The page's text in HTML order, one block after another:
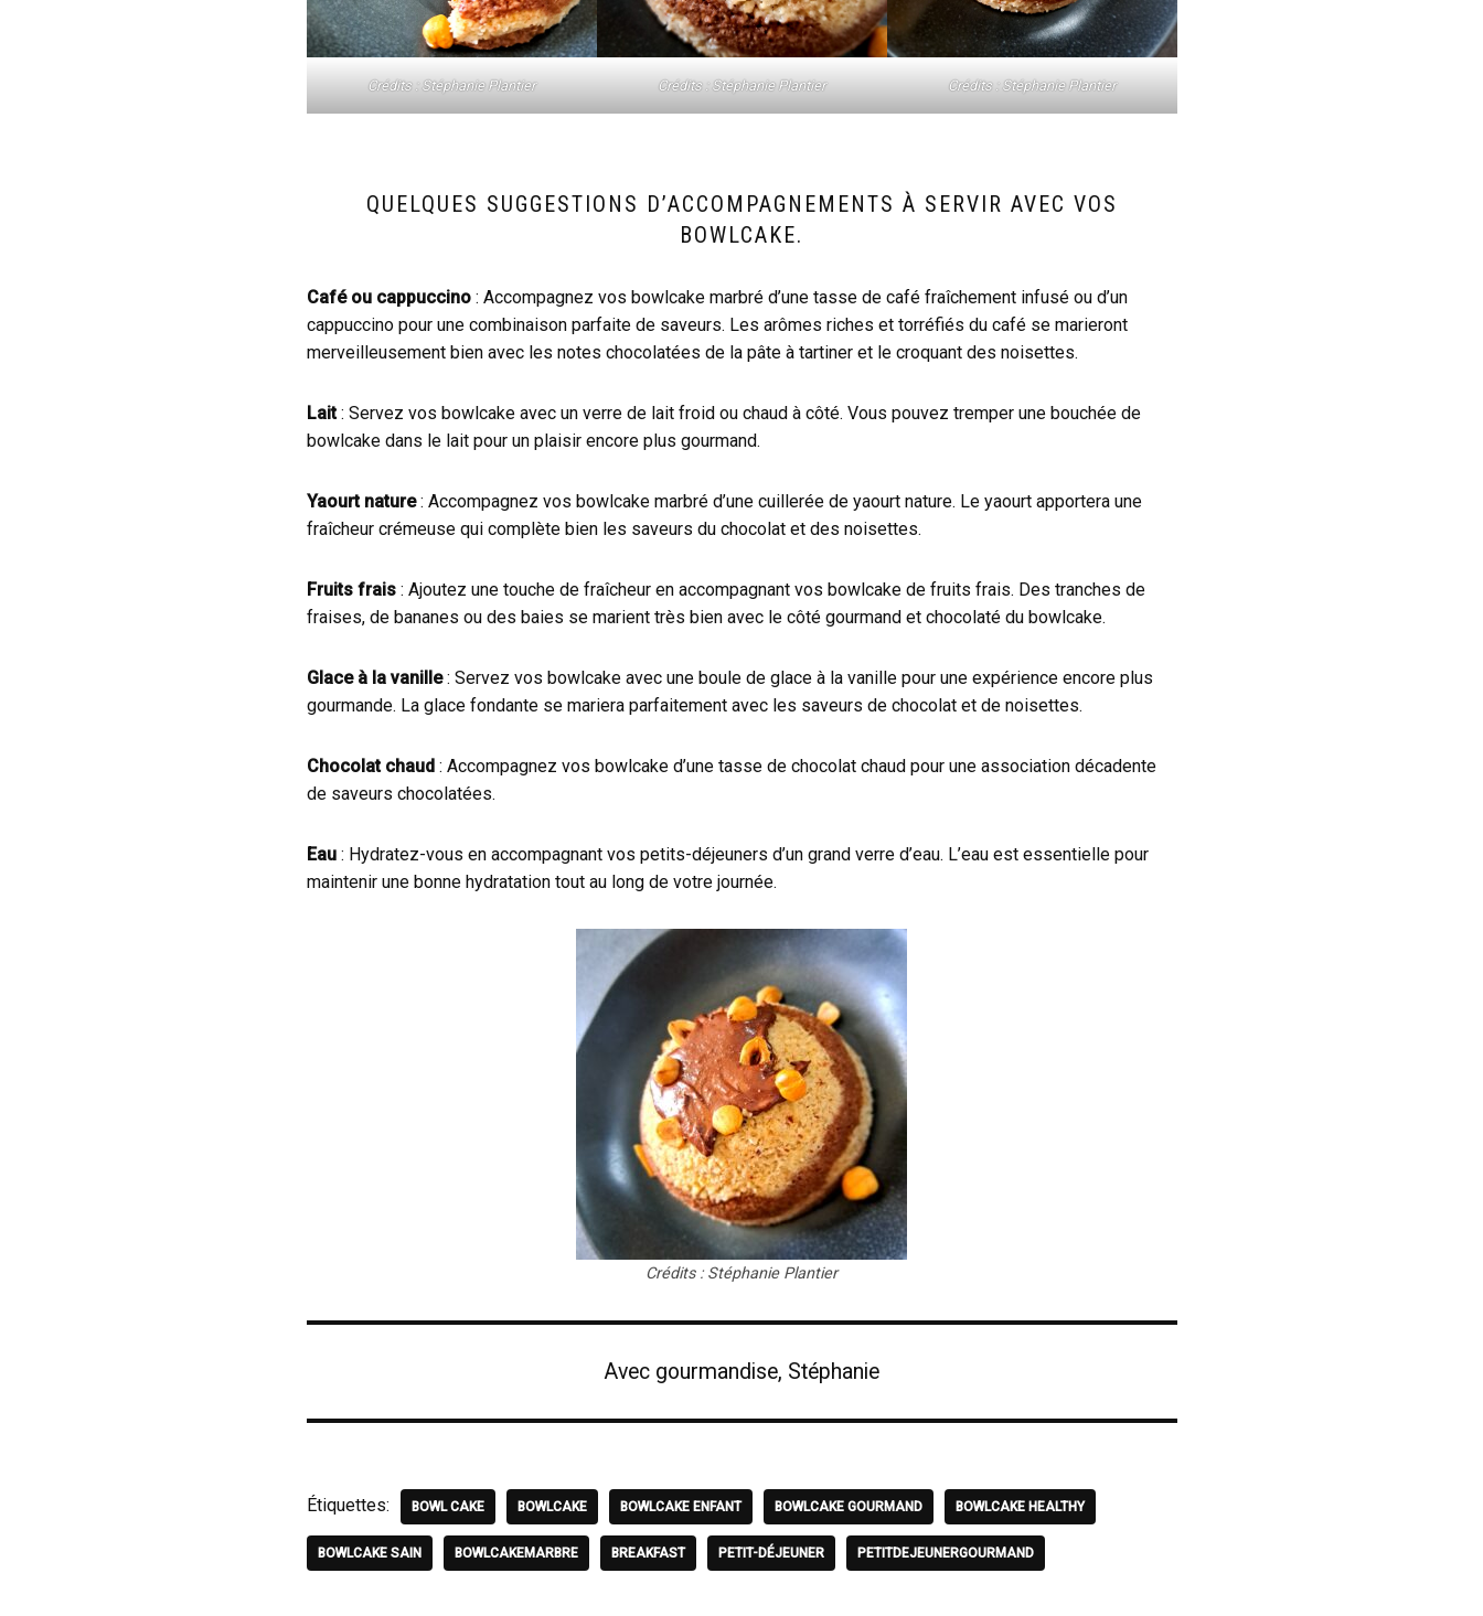
Crédits : Stéphanie Plantier Crédits : Stéphanie Plantier Crédits : Stéphanie Plantier
QUELQUES SUGGESTIONS D’ACCOMPAGNEMENTS À SERVIR AVEC VOS
BOWLCAKE.
Café ou cappuccino: Accompagnez vos bowlcake marbré d’une tasse de café fraîchement infusé ou d’un
cappuccino pour une combinaison parfaite de saveurs. Les arômes riches et torréfiés du café se marieront
merveilleusement bien avec les notes chocolatées de la pâte à tartiner et le croquant des noisettes.
Lait: Servez vos bowlcake avec un verre de lait froid ou chaud à côté. Vous pouvez tremper une bouchée de
bowlcake dans le lait pour un plaisir encore plus gourmand.
Yaourt nature: Accompagnez vos bowlcake marbré d’une cuillerée de yaourt nature. Le yaourt apportera une
fraîcheur crémeuse qui complète bien les saveurs du chocolat et des noisettes.
Fruits frais: Ajoutez une touche de fraîcheur en accompagnant vos bowlcake de fruits frais. Des tranches de
fraises, de bananes ou des baies se marient très bien avec le côté gourmand et chocolaté du bowlcake.
Glace à la vanille: Servez vos bowlcake avec une boule de glace à la vanille pour une expérience encore plus
gourmande. La glace fondante se mariera parfaitement avec les saveurs de chocolat et de noisettes.
Chocolat chaud: Accompagnez vos bowlcake d’une tasse de chocolat chaud pour une association décadente
de saveurs chocolatées.
Eau: Hydratez-vous en accompagnant vos petits-déjeuners d’un grand verre d’eau. L’eau est essentielle pour
maintenir une bonne hydratation tout au long de votre journée.
Crédits : Stéphanie Plantier
Avec gourmandise, Stéphanie
Étiquettes: BOWL CAKE BOWLCAKE BOWLCAKE ENFANT BOWLCAKE GOURMAND BOWLCAKE HEALTHY
BOWLCAKE SAIN BOWLCAKEMARBRE BREAKFAST PETIT-DÉJEUNER PETITDEJEUNERGOURMAND